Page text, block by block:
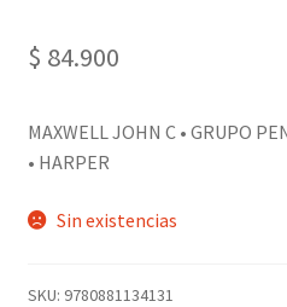
$ 84.900
MAXWELL JOHN C • GRUPO
• HARPER
Sin existencias
SKU: 9780881134131